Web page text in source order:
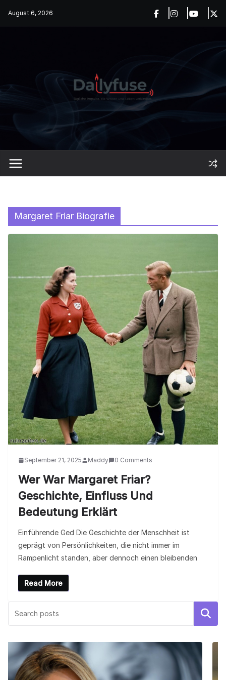
August 6, 2026
Margaret Friar Biografie
September 21, 2025 Maddy 0 Comments
Wer War Margaret Friar?
Geschichte, Einfluss Und
Bedeutung Erklärt
Einführende Ged Die Geschichte der Menschheit ist
geprägt von Persönlichkeiten, die nicht immer im
Rampenlicht standen, aber dennoch einen bleibenden
Read More
Search